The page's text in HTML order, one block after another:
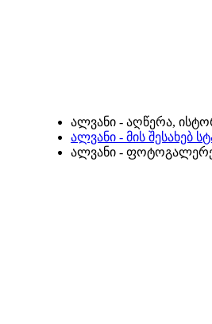
ალვანი - აღწერა,
ალვანი - მის შესახებ
ალვანი -